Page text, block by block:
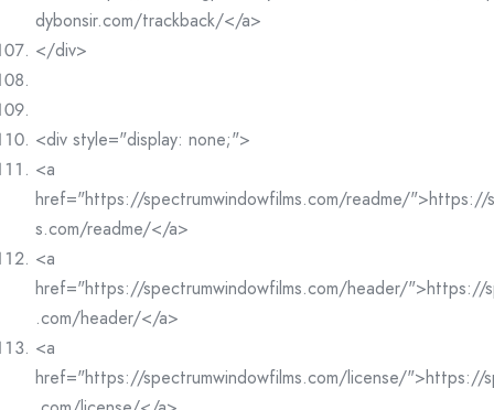
dybonsir.com/trackback/</a>
</div>
<div style="display: none;">
<a
href="https://spectrumwindowfilms.com/readme/">https://
s.com/readme/</a>
<a
href="https://spectrumwindowfilms.com/header/">https://
.com/header/</a>
<a
href="https://spectrumwindowfilms.com/license/">https://